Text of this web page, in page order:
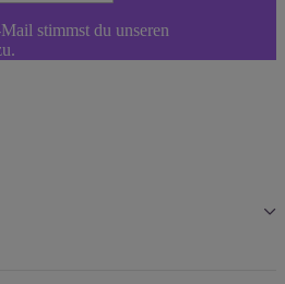
stimmst du unseren